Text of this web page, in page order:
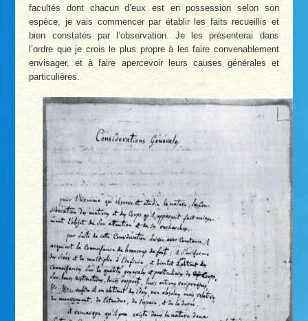
facultés dont chacun d’eux est en possession selon son
espèce, je vais commencer par établir les faits recueillis et
bien constatés par l’observation. Je les présenterai dans
l’ordre que je crois le plus propre à les faire convenablement
envisager, et à faire apercevoir leurs causes générales et
particulières.